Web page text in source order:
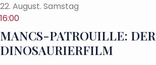
22. August. Samstag
16:00
MANCS-PATROUILLE: DER
DINOSAURIERFILM